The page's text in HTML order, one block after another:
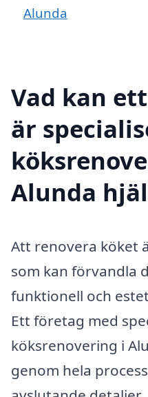
Alunda
Vad kan
är
Alunda
Att renovera köket
som kan förvandla
funktionell och
Ett företag med
köksrenovering i
genom hela